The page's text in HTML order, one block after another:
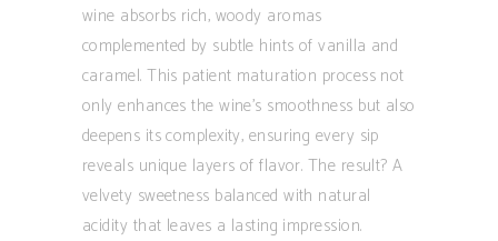
wine absorbs rich, woody aromas
complemented by subtle hints of vanilla and
caramel. This patient maturation process not
only enhances the wine’s smoothness but also
deepens its complexity, ensuring every sip
reveals unique layers of flavor. The result? A
velvety sweetness balanced with natural
acidity that leaves a lasting impression.